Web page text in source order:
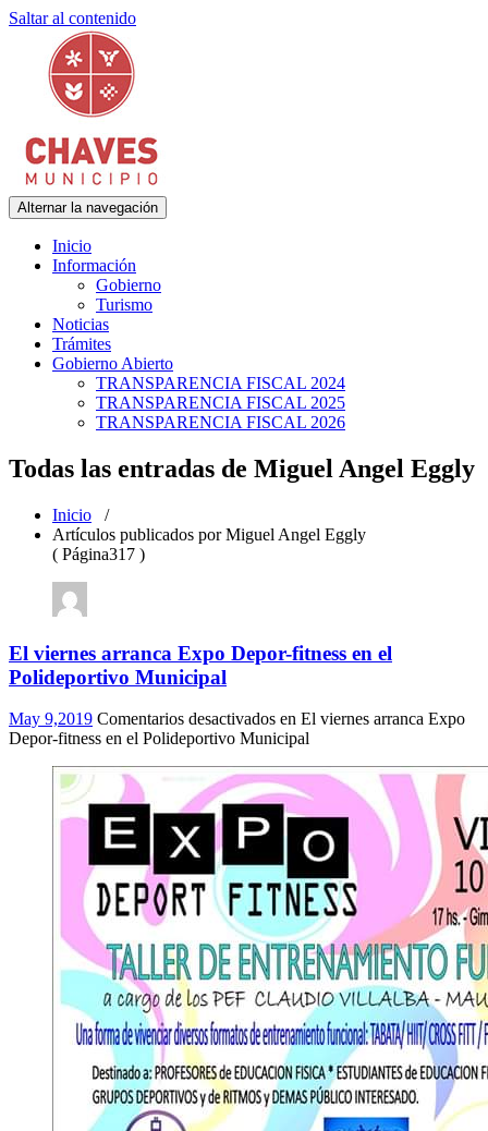
Saltar al contenido
Municipalidad de Adolfo Gonzales Chaves
Alternar la navegación
Inicio
Información
Gobierno
Turismo
Noticias
Trámites
Gobierno Abierto
TRANSPARENCIA FISCAL 2024
TRANSPARENCIA FISCAL 2025
TRANSPARENCIA FISCAL 2026
Todas las entradas de Miguel Angel Eggly
Inicio /
Artículos publicados por Miguel Angel Eggly
( Página317 )
El viernes arranca Expo Depor-fitness en el
Polideportivo Municipal
May 9,2019 Comentarios desactivados en El viernes arranca Expo
Depor-fitness en el Polideportivo Municipal